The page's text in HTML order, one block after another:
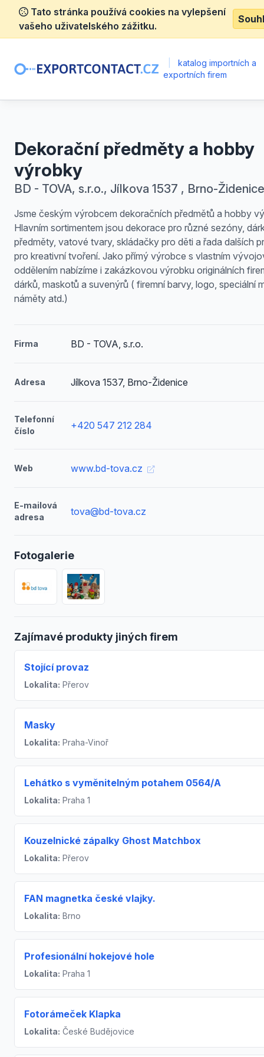
Tato stránka používá cookies na vylepšení
vašeho uživatelského zážitku.
katalog importních a
exportních firem
Dekorační předměty a hobby
výrobky
BD - TOVA, s.r.o., Jílkova 1537 , Brno-Židenice
Jsme českým výrobcem dekoračních předmětů a hobby
Hlavním sortimentem jsou dekorace pro různé sezóny,
předměty, vatové tvary, skládačky pro děti a řada dalších
pro kreativní tvoření. Jako přímý výrobce s vlastním
oddělením nabízíme i zakázkovou výrobku originálních
dárků, maskotů a suvenýrů ( firemní barvy, logo, speciální
náměty atd.)
Firma BD - TOVA, s.r.o.
Adresa Jílkova 1537, Brno-Židenice
Telefonní
číslo
+420 547 212 284
Web www.bd-tova.cz
E-mailová
adresa
tova@bd-tova.cz
Fotogalerie
Zajímavé produkty jiných firem
Stojící provaz
Lokalita: Přerov
Masky
Lokalita: Praha-Vinoř
Lehátko s vyměnitelným potahem 0564/A
Lokalita: Praha 1
Kouzelnické zápalky Ghost Matchbox
Lokalita: Přerov
FAN magnetka české vlajky.
Lokalita: Brno
Profesionální hokejové hole
Lokalita: Praha 1
Fotorámeček Klapka
Lokalita: České Budějovice